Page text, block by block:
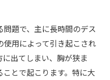
題で、主に長時間のデス
用によって引き起こされ
出てしまい、胸が狭ま
とで起こります。特に大